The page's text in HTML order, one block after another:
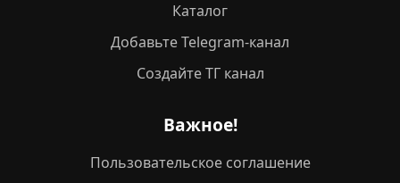
Каталог
Добавьте Telegram-канал
Создайте ТГ канал
Важное!
Пользовательское соглашение